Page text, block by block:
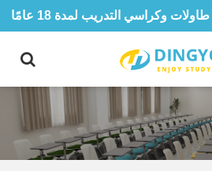
وكراسي التدريب لمدة 18 عامًا